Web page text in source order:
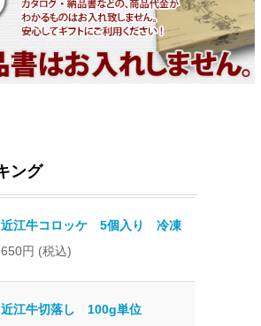
近江牛コロッケ 5個入り 冷凍
650円 (税込)
近江牛切落し 100g単位